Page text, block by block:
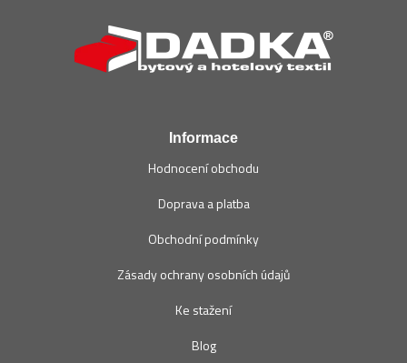
Informace
Hodnocení obchodu
Doprava a platba
Obchodní podmínky
Zásady ochrany osobních údajů
Ke stažení
Blog